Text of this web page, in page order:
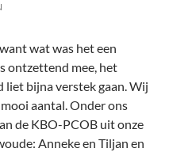
wat was het een
ontzettend mee, het
liet bijna verstek gaan. Wij
aantal. Onder ons
de KBO-PCOB uit onze
Anneke en Tiljan en